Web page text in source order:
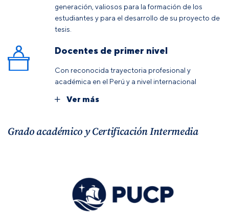
generación, valiosos para la formación de los
estudiantes y para el desarrollo de su proyecto de
tesis.
Docentes de primer nivel
Con reconocida trayectoria profesional y
académica en el Perú y a nivel internacional
Ver más
Grado académico y Certificación Intermedia